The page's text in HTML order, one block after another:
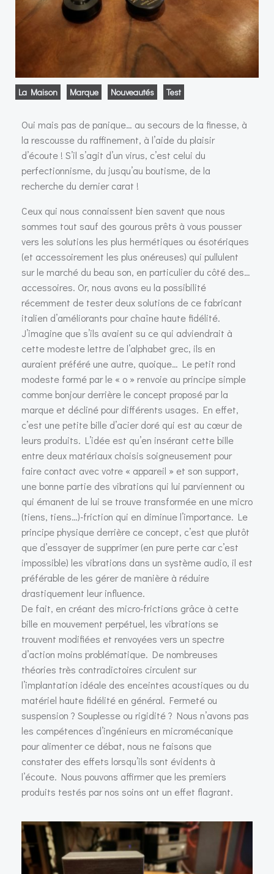
La Maison Marque Nouveautés Test
Oui mais pas de panique… au secours de la finesse, à
la rescousse du raffinement, à l’aide du plaisir
d’écoute ! S’il s’agit d’un virus, c’est celui du
perfectionnisme, du jusqu’au boutisme, de la
recherche du dernier carat !
Ceux qui nous connaissent bien savent que nous
sommes tout sauf des gourous prêts à vous pousser
vers les solutions les plus hermétiques ou ésotériques
(et accessoirement les plus onéreuses) qui pullulent
sur le marché du beau son, en particulier du côté des…
accessoires. Or, nous avons eu la possibilité
récemment de tester deux solutions de ce fabricant
italien d’améliorants pour chaîne haute fidélité.
J’imagine que s’ils avaient su ce qui adviendrait à
cette modeste lettre de l’alphabet grec, ils en
auraient préféré une autre, quoique… Le petit rond
modeste formé par le « o » renvoie au principe simple
comme bonjour derrière le concept proposé par la
marque et décliné pour différents usages. En effet,
c’est une petite bille d’acier doré qui est au cœur de
leurs produits. L’idée est qu’en insérant cette bille
entre deux matériaux choisis soigneusement pour
faire contact avec votre « appareil » et son support,
une bonne partie des vibrations qui lui parviennent ou
qui émanent de lui se trouve transformée en une micro
(tiens, tiens…)-friction qui en diminue l’importance. Le
principe physique derrière ce concept, c’est que plutôt
que d’essayer de supprimer (en pure perte car c’est
impossible) les vibrations dans un système audio, il est
préférable de les gérer de manière à réduire
drastiquement leur influence.
De fait, en créant des micro-frictions grâce à cette
bille en mouvement perpétuel, les vibrations se
trouvent modifiées et renvoyées vers un spectre
d’action moins problématique. De nombreuses
théories très contradictoires circulent sur
l’implantation idéale des enceintes acoustiques ou du
matériel haute fidélité en général. Fermeté ou
suspension ? Souplesse ou rigidité ? Nous n’avons pas
les compétences d’ingénieurs en micromécanique
pour alimenter ce débat, nous ne faisons que
constater des effets lorsqu’ils sont évidents à
l’écoute. Nous pouvons affirmer que les premiers
produits testés par nos soins ont un effet flagrant.